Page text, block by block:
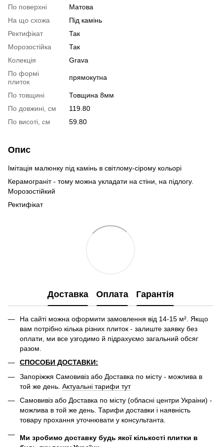
По поверхні
Матова
На що схожа
Під камінь
Ректифікат
Так
Морозостійка
Так
Колекція
Grava
По формі
плиток
прямокутна
По товщині
Товщина 8мм
По довжині, см
119.80
По висоті, см
59.80
Опис
Імітація малюнку під камінь в світлому-сірому кольорі
Керамограніт - тому можна укладати на стіни, на підлогу.
Морозостійкий
Ректифікат
Доставка Оплата Гарантія
На сайті можна оформити замовлення від 14-15 м². Якщо
вам потрібно кілька різних плиток - залиште заявку без
оплати, ми все узгодимо й підрахуємо загальний обсяг
разом.
СПОСОБИ ДОСТАВКИ:
Запоріжжя Самовивіз або Доставка по місту - можлива в
той же день. Актуальні тарифи тут
Самовивіз або Доставка по місту (обласні центри Украіни) -
можлива в той же день. Тарифи доставки і наявність
товару прохання уточнювати у консультанта.
Ми зробимо доставку будь якої кількості плитки в